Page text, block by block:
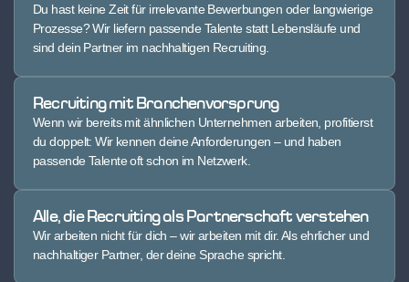
Du hast keine Zeit für irrelevante Bewerbungen oder langwierige
Prozesse? Wir liefern passende Talente statt Lebensläufe und
sind dein Partner im nachhaltigen Recruiting.
Recruiting mit Branchenvorsprung
Wenn wir bereits mit ähnlichen Unternehmen arbeiten, profitierst
du doppelt: Wir kennen deine Anforderungen – und haben
passende Talente oft schon im Netzwerk.
Alle, die Recruiting als Partnerschaft verstehen
Wir arbeiten nicht für dich – wir arbeiten mit dir. Als ehrlicher und
nachhaltiger Partner, der deine Sprache spricht.